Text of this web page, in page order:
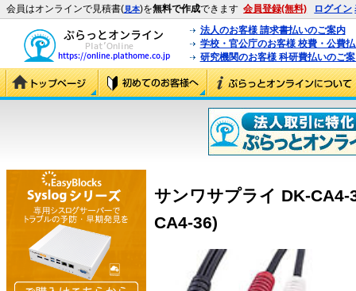
会員はオンラインで見積書(見本)を無料で作成できます 会員登録(無料) ログイン
法人のお客様 請求書払いのご案内
学校・官公庁のお客様 校費・公費
研究機関のお客様 科研費払いのご
サンワサプライ DK-
CA4-36)